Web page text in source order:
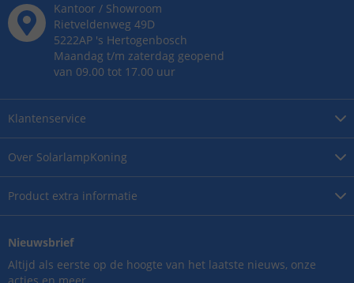
Over SolarlampKoning
Product extra informatie
Klantenservice
Kantoor / Showroom
Rietveldenweg 49D
5222AP 's Hertogenbosch
Maandag t/m zaterdag geopend
van 09.00 tot 17.00 uur
Nieuwsbrief
Altijd als eerste op de hoogte van het laatste nieuws, onze